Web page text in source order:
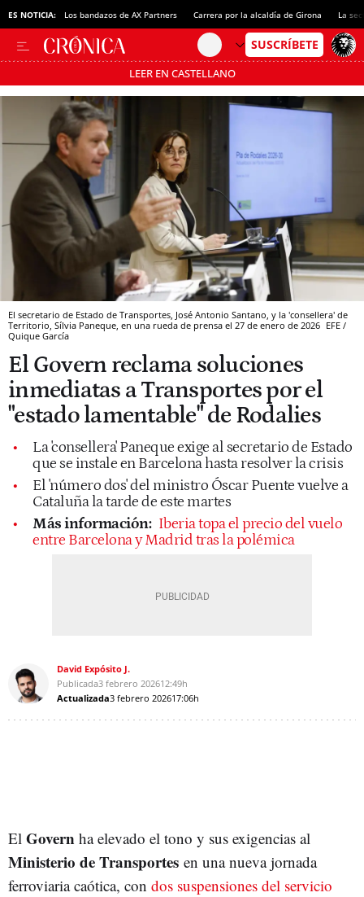
ES NOTICIA: Los bandazos de AX Partners Carrera por la alcaldía de Girona La
LEER EN CASTELLANO
Pásate al MODO AHORRO
El secretario de Estado de Transportes, José Antonio Santano, y la 'consellera' de
Territorio, Sílvia Paneque, en una rueda de prensa el 27 de enero de 2026 EFE /
Quique García
El Govern reclama soluciones
inmediatas a Transportes por el
"estado lamentable" de Rodalies
La 'consellera' Paneque exige al secretario de Estado
que se instale en Barcelona hasta resolver la crisis
El 'número dos' del ministro Óscar Puente vuelve a
Cataluña la tarde de este martes
Más información: Iberia topa el precio del vuelo
entre Barcelona y Madrid tras la polémica
David Expósito J.
Publicada3 febrero 202612:49h
Actualizada3 febrero 202617:06h
El Govern ha elevado el tono y sus exigencias al
Ministerio de Transportes en una nueva jornada
ferroviaria caótica, con dos suspensiones del servicio